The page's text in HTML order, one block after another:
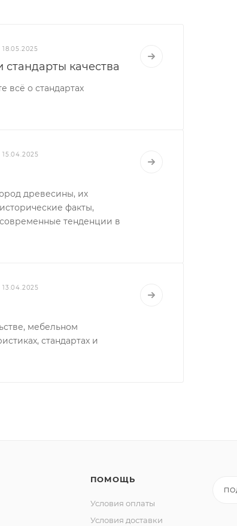
18.05.2025
качества
всё о стандартах
15.04.2025
древесины, их
факты,
современные тенденции в
13.04.2025
мебельном
стандартах и
ПОМОЩЬ
Условия оплаты
Условия доставки